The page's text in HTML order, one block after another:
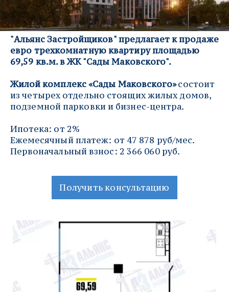
"Альянс Застройщиков" предлагает к продаже
евро трехкомнатную квартиру площадью
69,59 кв.м. в ЖК "Сады Маковского".
Жилой комплекс «Сады Маковского» состоит
из четырех отдельно стоящих жилых домов,
подземной парковки и бизнес-центра.
Ипотека: от 2%
Ежемесячный платеж: от 47 878 руб/мес.
Первоначальный взнос: 2 366 060 руб.
Получить консультацию